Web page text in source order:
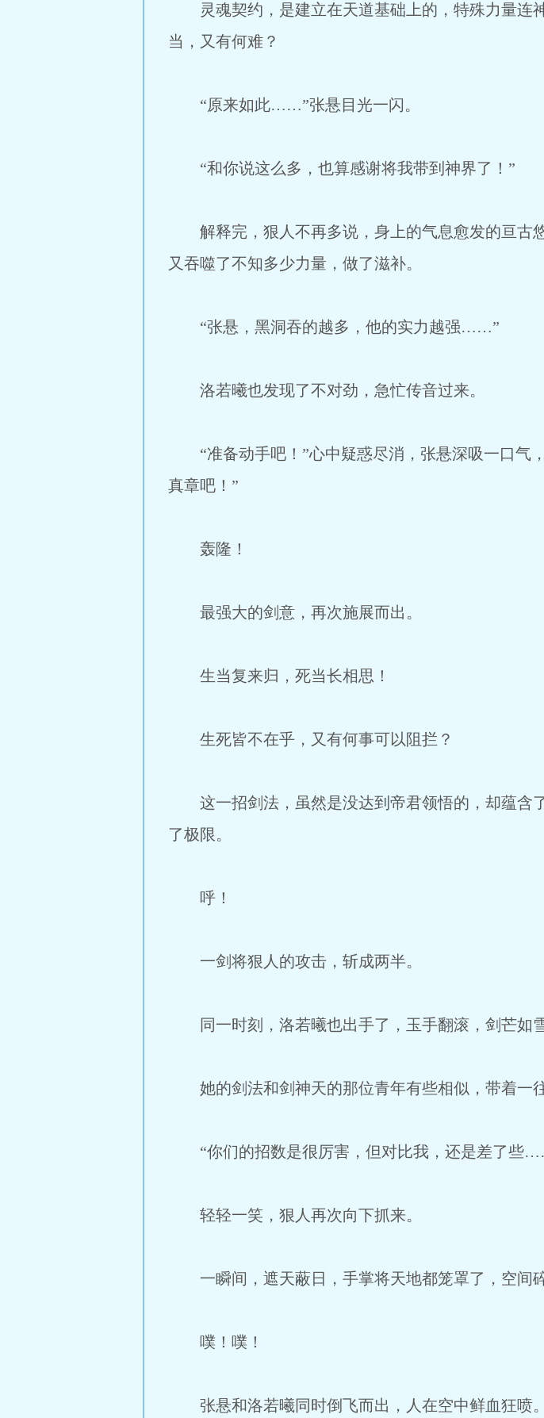
灵魂契约，是建立在天道基础上的，特殊力量连
当，又有何难？
“原来如此……”张悬目光一闪。
“和你说这么多，也算感谢将我带到神界了！”
解释完，狠人不再多说，身上的气息愈发的亘古
又吞噬了不知多少力量，做了滋补。
“张悬，黑洞吞的越多，他的实力越强……”
洛若曦也发现了不对劲，急忙传音过来。
“准备动手吧！”心中疑惑尽消，张悬深吸一口气
真章吧！”
轰隆！
最强大的剑意，再次施展而出。
生当复来归，死当长相思！
生死皆不在乎，又有何事可以阻拦？
这一招剑法，虽然是没达到帝君领悟的，却蕴含
了极限。
呼！
一剑将狠人的攻击，斩成两半。
同一时刻，洛若曦也出手了，玉手翻滚，剑芒如雪
她的剑法和剑神天的那位青年有些相似，带着一往
“你们的招数是很厉害，但对比我，还是差了些
轻轻一笑，狠人再次向下抓来。
一瞬间，遮天蔽日，手掌将天地都笼罩了，空间碎
噗！噗！
张悬和洛若曦同时倒飞而出，人在空中鲜血狂喷。